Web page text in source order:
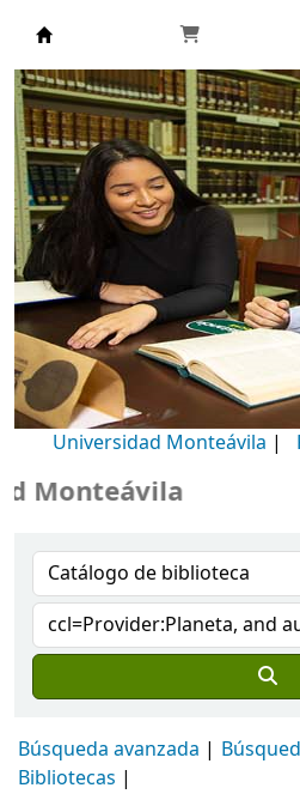
Biblioteca Universidad
Universidad Monteávila |
Búsqueda avanzada
Bibliotecas